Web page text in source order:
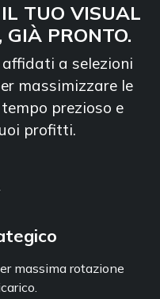
TUO VISUAL
PRONTO.
a selezioni
massimizzare le
prezioso e
profitti.
massima rotazione